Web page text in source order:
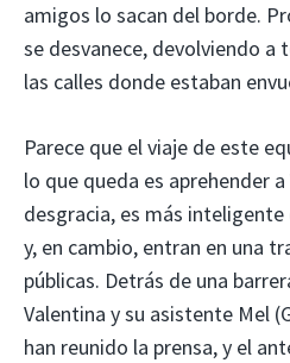
amigos lo sacan del borde.
se desvanece, devolviendo a
las calles donde estaban
Parece que el viaje de este
lo que queda es aprehender
desgracia, es más
y, en cambio, entran en una
públicas. Detrás de una
Valentina y su asistente Mel
han reunido la prensa, y el